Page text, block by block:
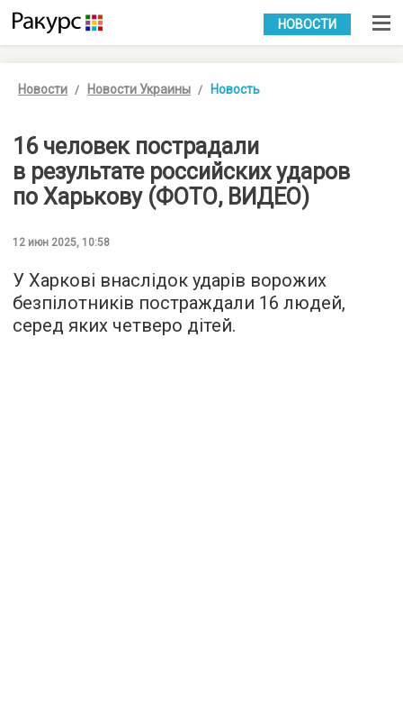
УКР РУС
НОВОСТИ
Новости Новости Украины Новость
16 человек пострадали
в результате российских ударов
по Харькову (ФОТО, ВИДЕО)
12 июн 2025, 10:58
У Харкові внаслідок ударів ворожих
безпілотників постраждали 16 людей,
серед яких четверо дітей.